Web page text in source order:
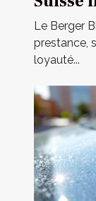
Le Berger
prestance,
loyauté...